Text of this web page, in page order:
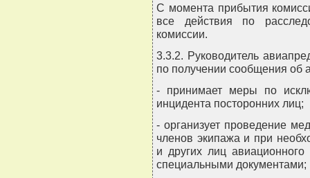
С момента прибытия
все действия по
комиссии.
3.3.2. Руководитель
по получении сообщения об
- принимает меры по
инцидента посторонних лиц;
- организует проведение
членов экипажа и при
и других лиц
специальными документами;